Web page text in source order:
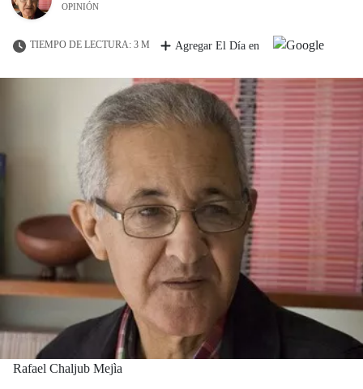
OPINIÓN
TIEMPO DE LECTURA: 3 M Agregar El Día en
Rafael Chaljub Mejìa